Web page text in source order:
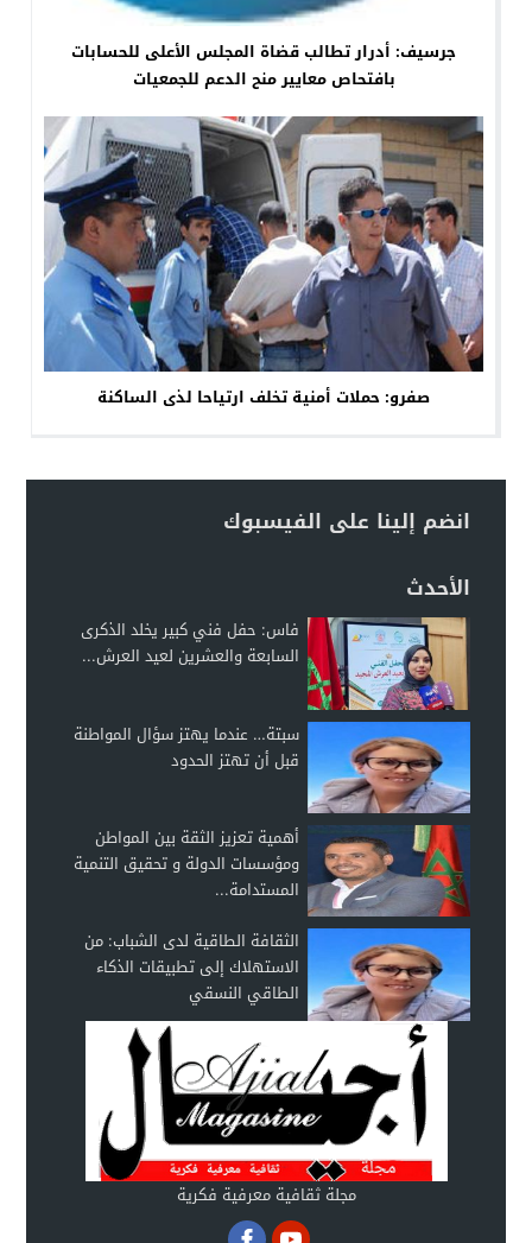
جرسيف: أدرار تطالب قضاة المجلس الأعلى للحسابات
بافتحاص معايير منح الدعم للجمعيات
صفرو: حملات أمنية تخلف ارتياحا لذى الساكنة
انضم إلينا على الفيسبوك
الأحدث
فاس: حفل فني كبير يخلد الذكرى
السابعة والعشرين لعيد العرش...
سبتة… عندما يهتز سؤال المواطنة
قبل أن تهتز الحدود
أهمية تعزيز الثقة بين المواطن
ومؤسسات الدولة و تحقيق التنمية
المستدامة...
الثقافة الطاقية لدى الشباب: من
الاستهلاك إلى تطبيقات الذكاء
الطاقي النسقي
مجلة ثقافية معرفية فكرية